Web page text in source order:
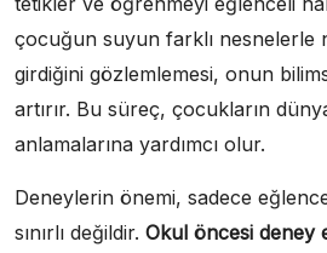
çocuğun suyun farklı nesnelerle
girdiğini gözlemlemesi, onun
artırır. Bu süreç, çocukların
anlamalarına yardımcı olur.
Deneylerin önemi, sadece
sınırlı değildir. Okul öncesi deney